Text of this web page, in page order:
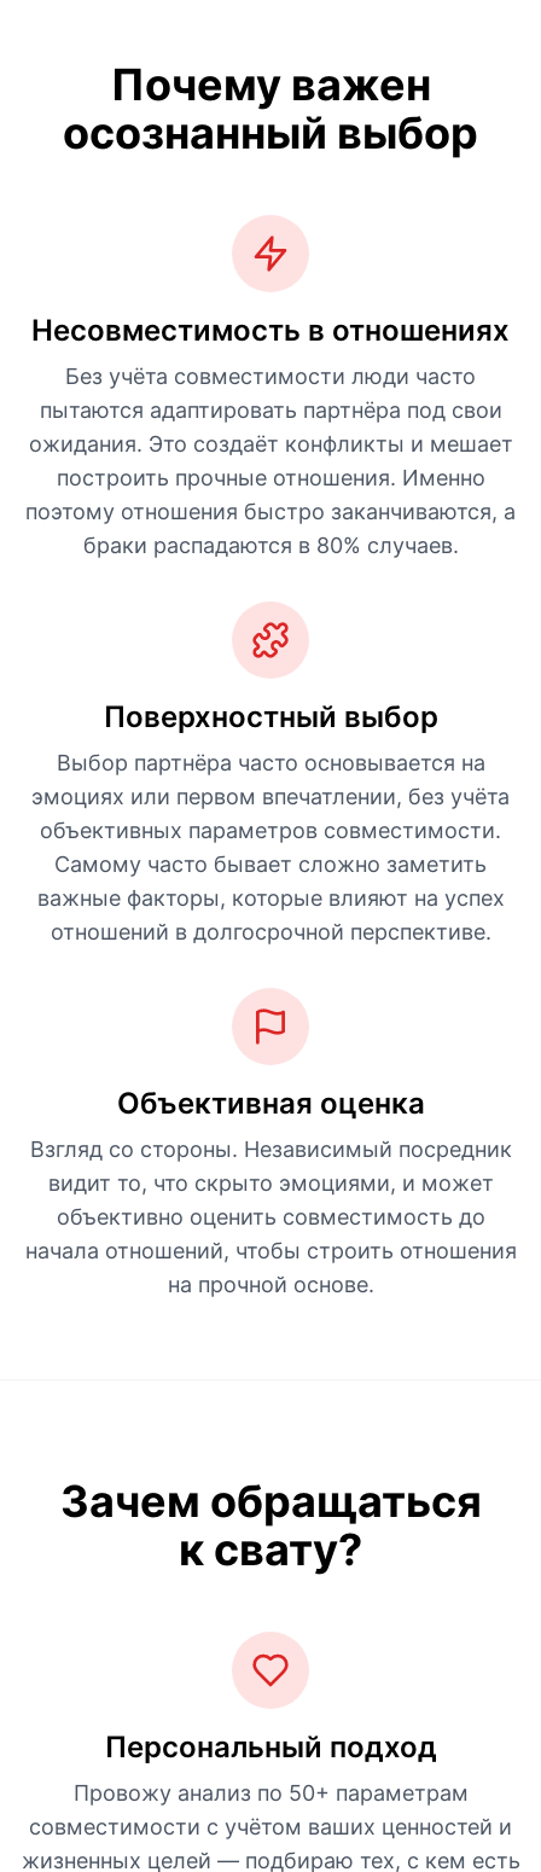
Почему важен
осознанный выбор
Несовместимость в отношениях
Без учёта совместимости люди часто
пытаются адаптировать партнёра под свои
ожидания. Это создаёт конфликты и мешает
построить прочные отношения. Именно
поэтому отношения быстро заканчиваются, а
браки распадаются в 80% случаев.
Поверхностный выбор
Выбор партнёра часто основывается на
эмоциях или первом впечатлении, без учёта
объективных параметров совместимости.
Самому часто бывает сложно заметить
важные факторы, которые влияют на успех
отношений в долгосрочной перспективе.
Объективная оценка
Взгляд со стороны. Независимый посредник
видит то, что скрыто эмоциями, и может
объективно оценить совместимость до
начала отношений, чтобы строить отношения
на прочной основе.
Зачем обращаться
к свату?
Персональный подход
Провожу анализ по 50+ параметрам
совместимости с учётом ваших ценностей и
жизненных целей — подбираю тех, с кем есть